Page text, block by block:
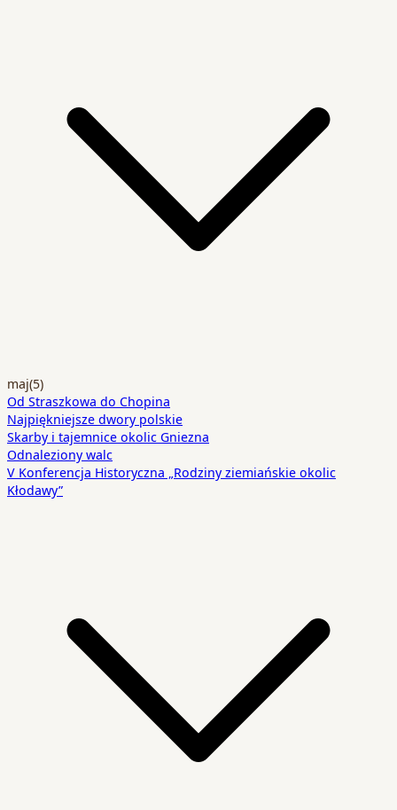
maj(5)
Od Straszkowa do Chopina
Najpiękniejsze dwory polskie
Skarby i tajemnice okolic Gniezna
Odnaleziony walc
V Konferencja Historyczna „Rodziny ziemiańskie okolic
Kłodawy”